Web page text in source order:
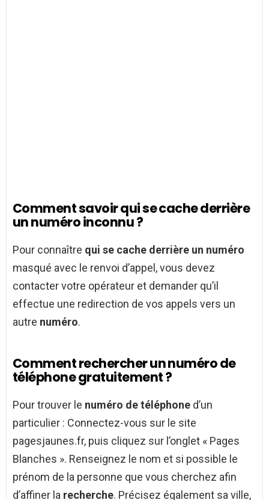
Comment savoir qui se cache derrière
un numéro inconnu ?
Pour connaître qui se cache derrière un numéro
masqué avec le renvoi d’appel, vous devez
contacter votre opérateur et demander qu’il
effectue une redirection de vos appels vers un
autre numéro.
Comment rechercher un numéro de
téléphone gratuitement ?
Pour trouver le numéro de téléphone d’un
particulier : Connectez-vous sur le site
pagesjaunes.fr, puis cliquez sur l’onglet « Pages
Blanches ». Renseignez le nom et si possible le
prénom de la personne que vous cherchez afin
d’affiner la recherche. Précisez également sa ville,